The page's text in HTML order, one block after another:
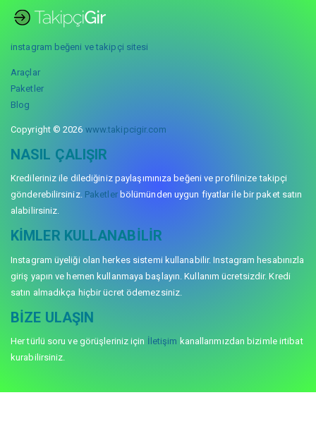
instagram beğeni ve takipçi sitesi
Araçlar
Paketler
Blog
Copyright © 2026 www.takipcigir.com
NASIL ÇALIŞIR
Kredileriniz ile dilediğiniz paylaşımınıza beğeni ve profilinize takipçi
gönderebilirsiniz. Paketlerbölümünden uygun fiyatlar ile bir paket satın
alabilirsiniz.
KIMLER KULLANABILIR
Instagram üyeliği olan herkes sistemi kullanabilir. Instagram hesabınızla
giriş yapın ve hemen kullanmaya başlayın. Kullanım ücretsizdir. Kredi
satın almadıkça hiçbir ücret ödemezsiniz.
BIZE ULAŞIN
Her türlü soru ve görüşleriniz için İletişim kanallarımızdan bizimle irtibat
kurabilirsiniz.